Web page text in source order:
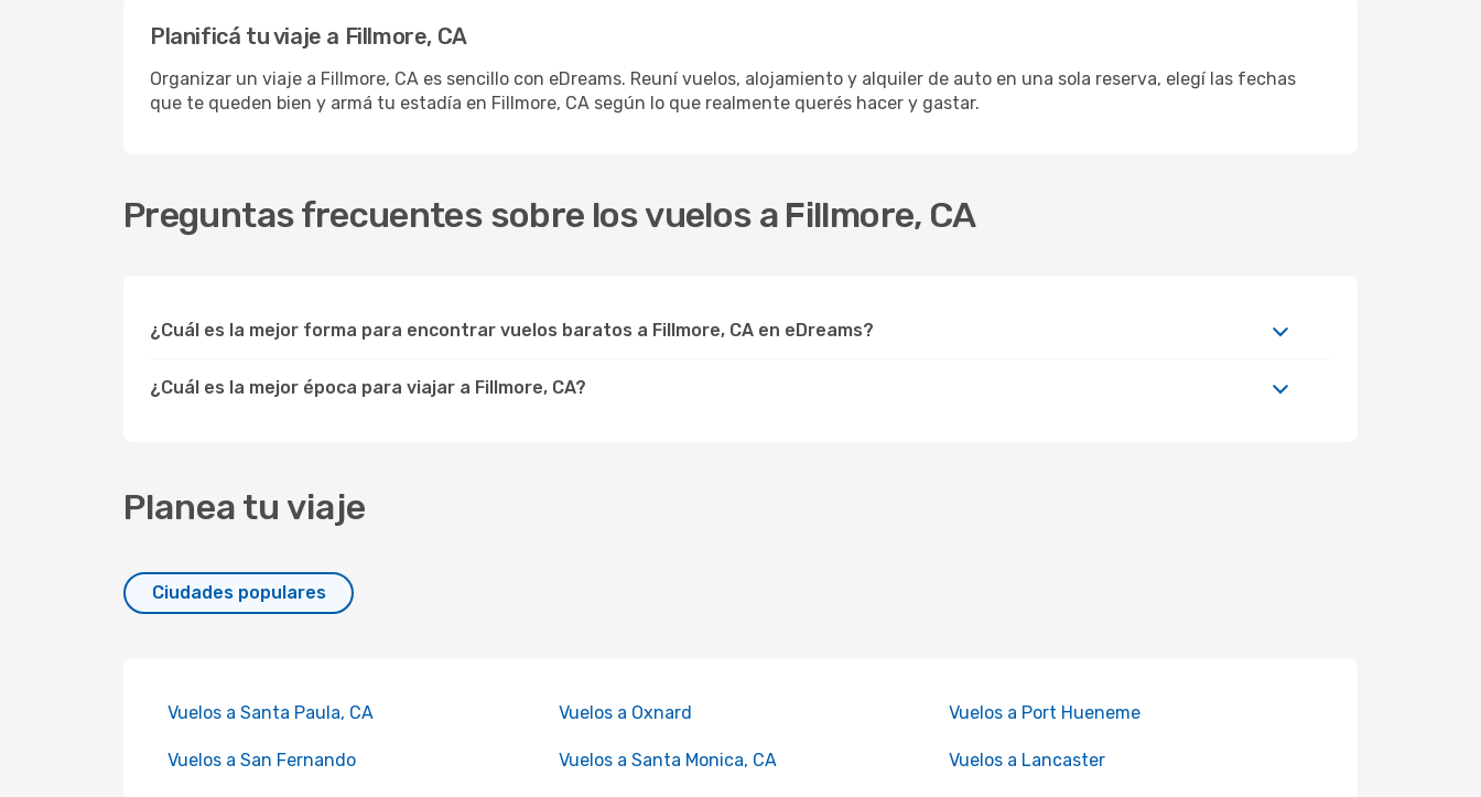
Planificá tu viaje a Fillmore, CA
Organizar un viaje a Fillmore, CA es sencillo con eDreams. Reuní vuelos, alojamiento y alquiler de auto en una sola reserva, elegí las fechas
que te queden bien y armá tu estadía en Fillmore, CA según lo que realmente querés hacer y gastar.
Preguntas frecuentes sobre los vuelos a Fillmore, CA
¿Cuál es la mejor forma para encontrar vuelos baratos a Fillmore, CA en eDreams?
¿Cuál es la mejor época para viajar a Fillmore, CA?
Planea tu viaje
Ciudades populares
Vuelos a Santa Paula, CA Vuelos a Oxnard Vuelos a Port Hueneme
Vuelos a San Fernando Vuelos a Santa Monica, CA Vuelos a Lancaster